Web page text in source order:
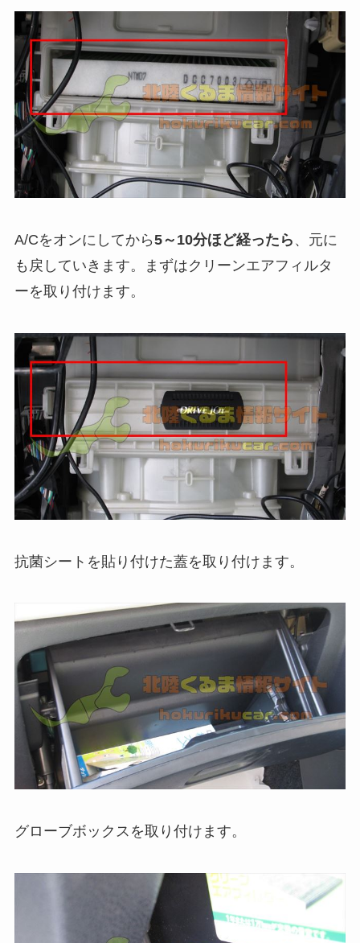
A/Cをオンにしてから5～10分ほど経ったら 、元に
も戻していきます。まずはクリーンエアフィルタ
ーを取り付けます。
抗菌シートを貼り付けた蓋を取り付けます。
グローブボックスを取り付けます。